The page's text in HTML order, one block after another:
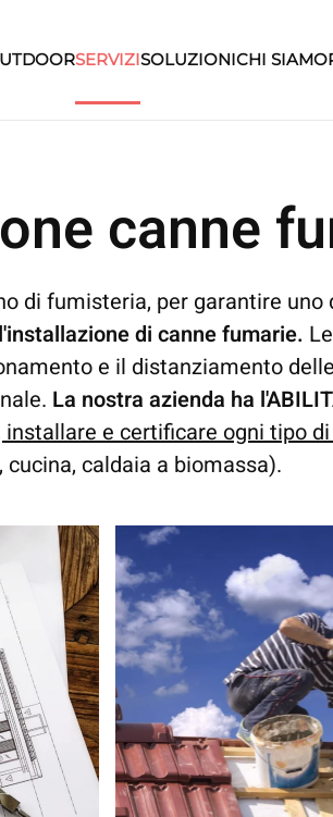
SERVIZISOLUZIONICHI SIAMO
canne
di fumisteria, per garantire
di canne fumarie.
e il distanziamento
La nostra azienda ha
installare e certificare ogni tipo
cucina, caldaia a biomassa).